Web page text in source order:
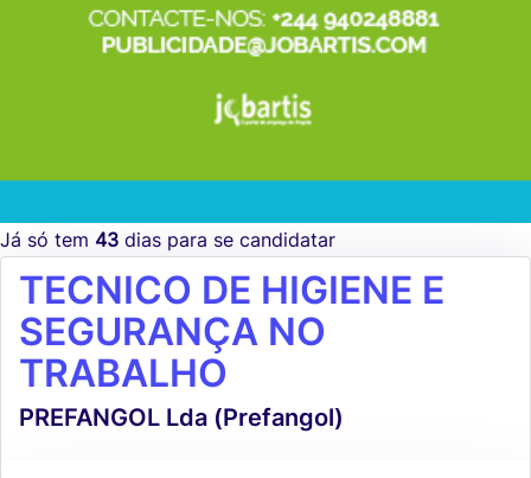
Já só tem 43 dias para se candidatar
TECNICO DE HIGIENE E
SEGURANÇA NO
TRABALHO
PREFANGOL Lda (Prefangol)